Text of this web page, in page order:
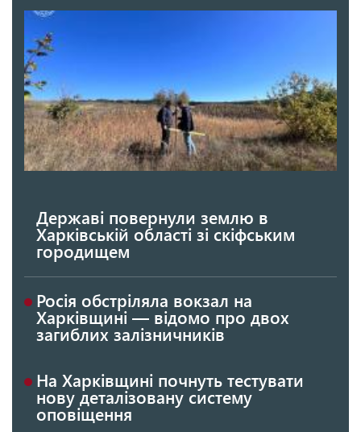
Державі повернули землю в
Харківській області зі скіфським
городищем
Росія обстріляла вокзал на
Харківщині — відомо про двох
загиблих залізничників
На Харківщині почнуть тестувати
нову деталізовану систему
оповіщення